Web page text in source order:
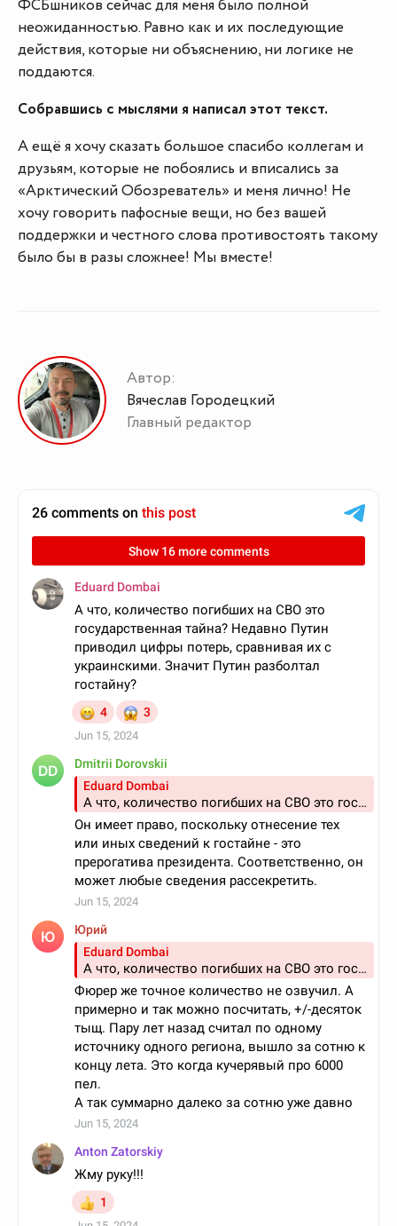
ФСБшников сейчас для меня было полной
неожиданностью. Равно как и их последующие
действия, которые ни объяснению, ни логике не
поддаются.
Собравшись с мыслями я написал этот текст.
А ещё я хочу сказать большое спасибо коллегам и
друзьям, которые не побоялись и вписались за
«Арктический Обозреватель» и меня лично! Не
хочу говорить пафосные вещи, но без вашей
поддержки и честного слова противостоять такому
было бы в разы сложнее! Мы вместе!
Автор:
Вячеслав Городецкий
Главный редактор